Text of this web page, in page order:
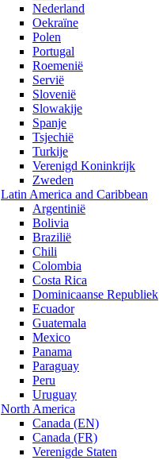
Nederland
Oekraïne
Polen
Portugal
Roemenië
Servië
Slovenië
Slowakije
Spanje
Tsjechië
Turkije
Verenigd Koninkrijk
Zweden
Latin America and Caribbean
Argentinië
Bolivia
Brazilië
Chili
Colombia
Costa Rica
Dominicaanse Republiek
Ecuador
Guatemala
Mexico
Panama
Paraguay
Peru
Uruguay
North America
Canada (EN)
Canada (FR)
Verenigde Staten